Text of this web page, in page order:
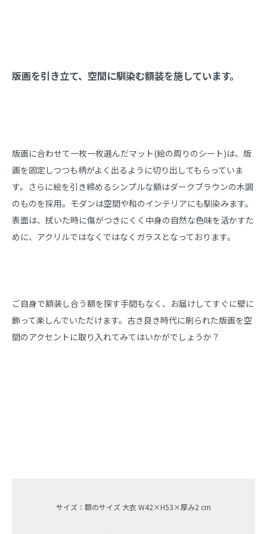
版画を引き立て、空間に馴染む額装を施しています。
版画に合わせて一枚一枚選んだマット(絵の周りのシート)は、版
画を固定しつつも柄がよく出るように切り出してもらっていま
す。さらに絵を引き締めるシンプルな額はダークブラウンの木調
のものを採用。モダンは空間や和のインテリアにも馴染みます。
表面は、拭いた時に傷がつきにくく中身の自然な色味を活かすた
ご自身で額装し合う額を探す手間もなく、お届けしてすぐに壁に
飾って楽しんでいただけます。古き良き時代に刷られた版画を空
間のアクセントに取り入れてみてはいかがでしょうか？
サイズ：額のサイズ 大衣 W42×H53×厚み2 cm